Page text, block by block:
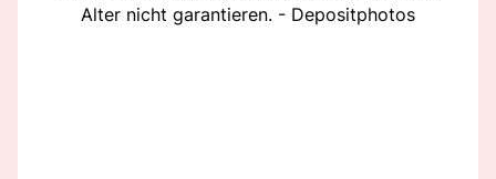
Alter nicht garantieren. - Depositphotos